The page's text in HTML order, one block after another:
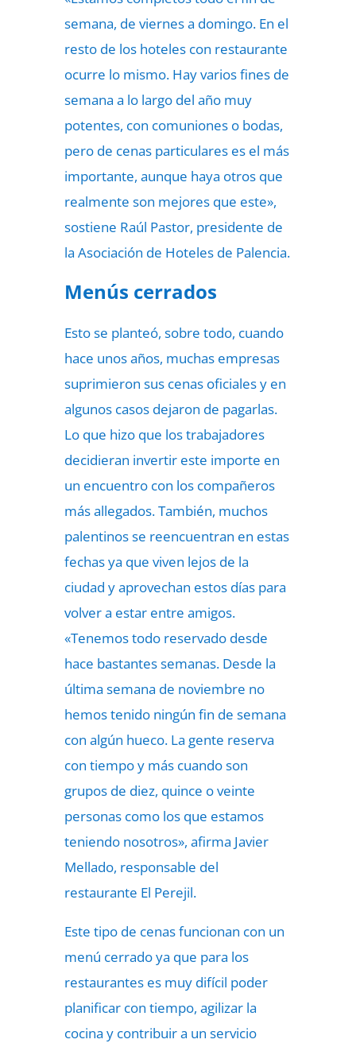
semana, de viernes a domingo. En el
resto de los hoteles con restaurante
ocurre lo mismo. Hay varios fines de
semana a lo largo del año muy
potentes, con comuniones o bodas,
pero de cenas particulares es el más
importante, aunque haya otros que
realmente son mejores que este»,
sostiene Raúl Pastor, presidente de
la Asociación de Hoteles de Palencia.
Menús cerrados
Esto se planteó, sobre todo, cuando
hace unos años, muchas empresas
suprimieron sus cenas oficiales y en
algunos casos dejaron de pagarlas.
Lo que hizo que los trabajadores
decidieran invertir este importe en
un encuentro con los compañeros
más allegados. También, muchos
palentinos se reencuentran en estas
fechas ya que viven lejos de la
ciudad y aprovechan estos días para
volver a estar entre amigos.
«Tenemos todo reservado desde
hace bastantes semanas. Desde la
última semana de noviembre no
hemos tenido ningún fin de semana
con algún hueco. La gente reserva
con tiempo y más cuando son
grupos de diez, quince o veinte
personas como los que estamos
teniendo nosotros», afirma Javier
Mellado, responsable del
restaurante El Perejil.
Este tipo de cenas funcionan con un
menú cerrado ya que para los
restaurantes es muy difícil poder
planificar con tiempo, agilizar la
cocina y contribuir a un servicio